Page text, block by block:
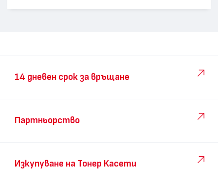
14 дневен срок за връщане
Партньорство
Изкупуване на Тонер Касети